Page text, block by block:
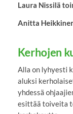
Laura Nissilä
Anitta
Kerhojen
Alla on lyhyesti
aluksi
yhdessä
esittää toiveita